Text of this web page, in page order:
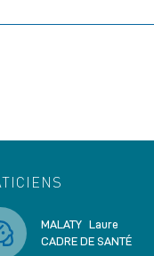
MALATY Laure
CADRE DE SANTÉ